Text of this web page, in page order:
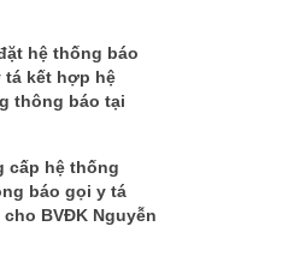
hệ thống báo
tá kết hợp hệ
thông báo tại
cấp hệ thống
báo gọi y tá
cho BVĐK Nguyễn